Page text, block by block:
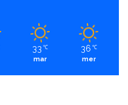
33 ℃
mar
36 ℃
mer